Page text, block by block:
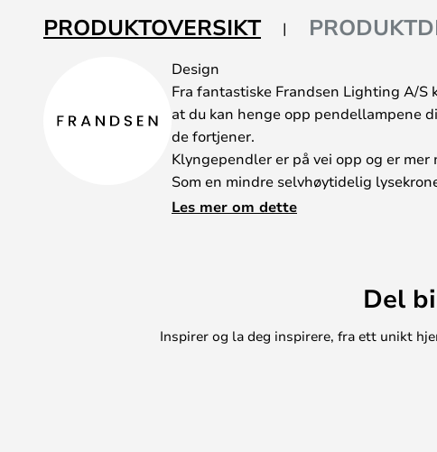
PRODUKTOVERSIKT
Design
Fra fantastiske Frandsen Lighting A/S
at du kan henge opp pendellampene
de fortjener.
Klyngependler er på vei opp og er
Som en mindre selvhøytidelig
sprer glede og hygge i hele rommet,
håndfull små, vakre pendellamper -
Les mer om dette
Del
Inspirer og la deg inspirere, fra ett unikt